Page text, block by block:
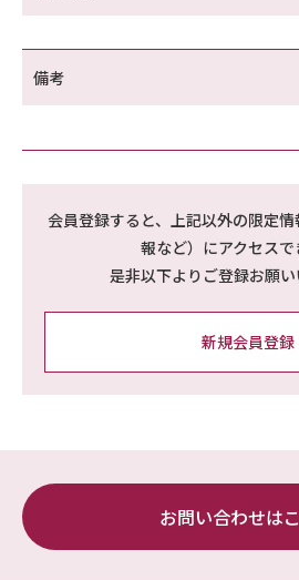
備考
会員登録すると、上記以外の限定
報など）にアクセスで
是非以下よりご登録お願い
新規会員登録
お問い合わせは